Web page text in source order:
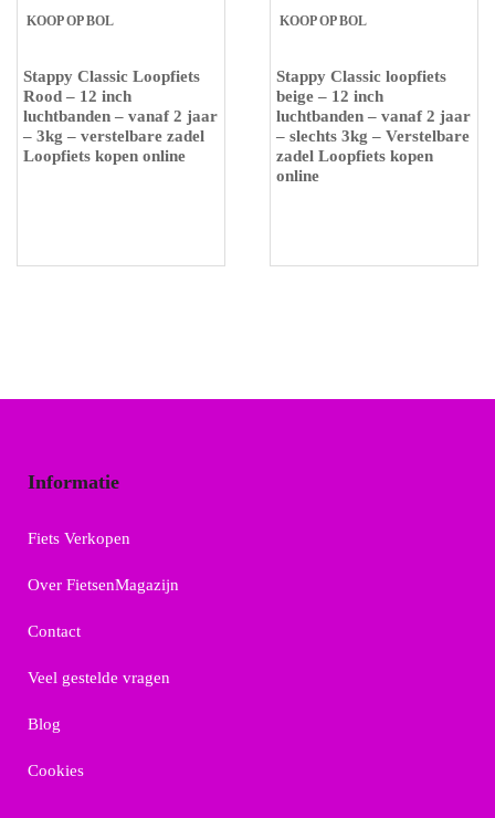
KOOP OP BOL
Stappy Classic Loopfiets
Rood – 12 inch
luchtbanden – vanaf 2 jaar
– 3kg – verstelbare zadel
Loopfiets kopen online
KOOP OP BOL
Stappy Classic loopfiets
beige – 12 inch
luchtbanden – vanaf 2 jaar
– slechts 3kg – Verstelbare
zadel Loopfiets kopen
online
Informatie
Fiets Verkopen
Over FietsenMagazijn
Contact
Veel gestelde vragen
Blog
Cookies